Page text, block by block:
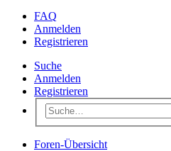
FAQ
Anmelden
Registrieren
Suche
Anmelden
Registrieren
Foren-Übersicht